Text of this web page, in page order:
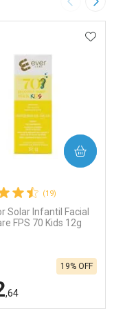
Imagem
AOS FAVORITOS
(19)
Solar Infantil Facial
FPS 70 Kids 12g
,64
19% OFF
COMPRAR